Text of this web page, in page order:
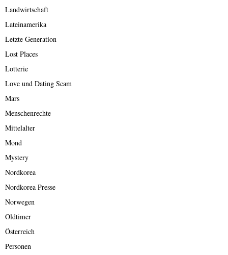
Landwirtschaft
Lateinamerika
Letzte Generation
Lost Places
Lotterie
Love und Dating Scam
Mars
Menschenrechte
Mittelalter
Mond
Mystery
Nordkorea
Nordkorea Presse
Norwegen
Oldtimer
Österreich
Personen